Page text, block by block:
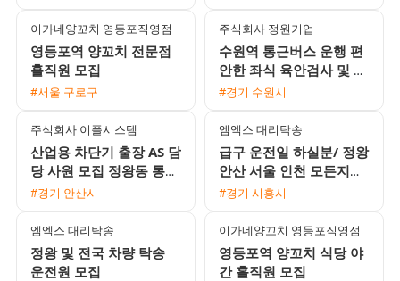
이가네양꼬치 영등포직영점
영등포역 양꼬치 전문점
홀직원 모집
#서울 구로구
주식회사 정원기업
수원역 통근버스 운행 편
안한 좌식 육안검사 및 포
장 사원 모집 월 350만원
#경기 수원시
주식회사 이플시스템
산업용 차단기 출장 AS 담
당 사원 모집 정왕동 통근
버스 운행 및 다양한 정산
#경기 안산시
엠엑스 대리탁송
급구 운전일 하실분/ 정왕
안산 서울 인천 모든지역
가능
#경기 시흥시
엠엑스 대리탁송
정왕 및 전국 차량 탁송
운전원 모집
이가네양꼬치 영등포직영점
영등포역 양꼬치 식당 야
간 홀직원 모집